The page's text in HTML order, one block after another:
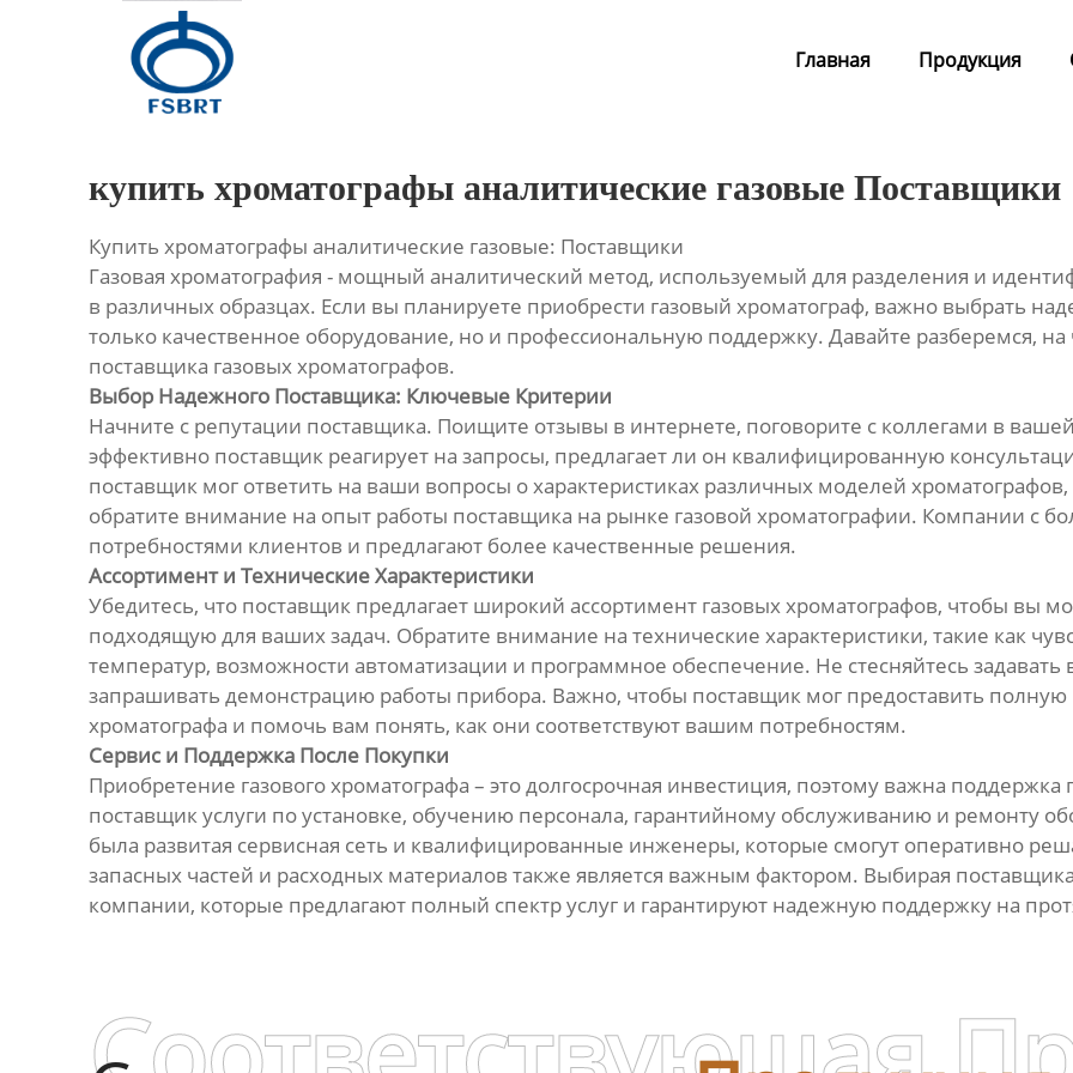
Главная Продукция
Контакты
купить хроматографы аналитические газовые Поставщики
Купить хроматографы аналитические газовые: Поставщики
Газовая хроматография - мощный аналитический метод, используемый для разделения и
в различных образцах. Если вы планируете приобрести газовый хроматограф, важно выбрать
только качественное оборудование, но и профессиональную поддержку. Давайте разберемся,
поставщика газовых хроматографов.
Выбор Надежного Поставщика: Ключевые Критерии
Начните с репутации поставщика. Поищите отзывы в интернете, поговорите с коллегами в
эффективно поставщик реагирует на запросы, предлагает ли он квалифицированную
поставщик мог ответить на ваши вопросы о характеристиках различных моделей
обратите внимание на опыт работы поставщика на рынке газовой хроматографии. Компании с
потребностями клиентов и предлагают более качественные решения.
Ассортимент и Технические Характеристики
Убедитесь, что поставщик предлагает широкий ассортимент газовых хроматографов, чтобы вы
подходящую для ваших задач. Обратите внимание на технические характеристики, такие как
температур, возможности автоматизации и программное обеспечение. Не стесняйтесь задавать
запрашивать демонстрацию работы прибора. Важно, чтобы поставщик мог предоставить
хроматографа и помочь вам понять, как они соответствуют вашим потребностям.
Сервис и Поддержка После Покупки
Приобретение газового хроматографа – это долгосрочная инвестиция, поэтому важна
поставщик услуги по установке, обучению персонала, гарантийному обслуживанию и ремонту
была развитая сервисная сеть и квалифицированные инженеры, которые смогут оперативно
запасных частей и расходных материалов также является важным фактором. Выбирая
компании, которые предлагают полный спектр услуг и гарантируют надежную поддержку на